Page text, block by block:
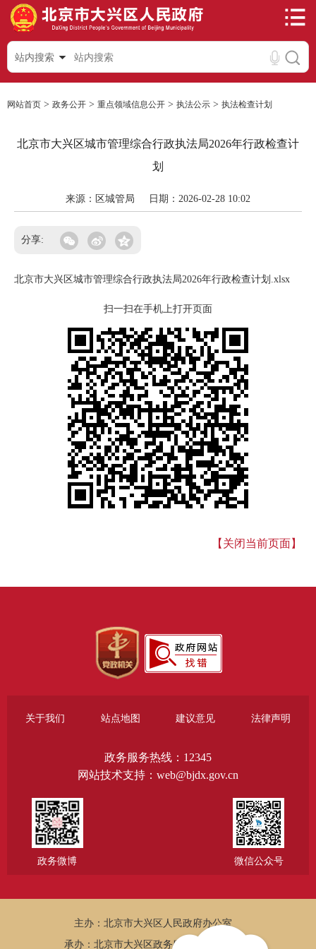
站内搜索
网站首页 > 政务公开 > 重点领域信息公开 > 执法公示 > 执法检查计划
北京市大兴区城市管理综合行政执法局2026年行政检查计
划
来源：区城管局 日期：2026-02-28 10:02
分享:
北京市大兴区城市管理综合行政执法局2026年行政检查计划.xlsx
扫一扫在手机上打开页面
【关闭当前页面】
关于我们 站点地图 建议意见 法律声明
政务服务热线：12345
网站技术支持：web@bjdx.gov.cn
政务微博 微信公众号
主办：北京市大兴区人民政府办公室
承办：北京市大兴区政务服务和数据管理局